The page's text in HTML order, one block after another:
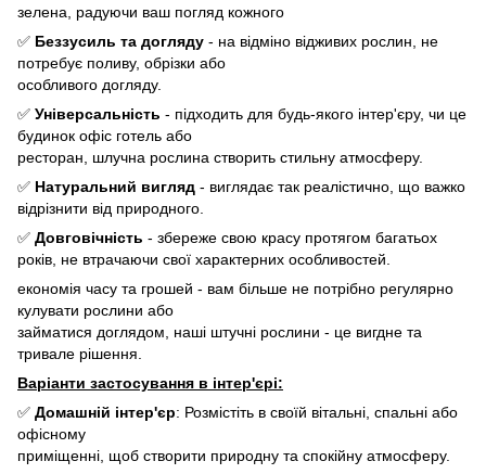
зелена, радуючи ваш погляд кожного
✅ Беззусиль та догляду - на відміно відживих рослин, не
потребує поливу, обрізки або
особливого догляду.
✅ Універсальність - підходить для будь-якого інтер'єру, чи це
будинок офіс готель або
ресторан, шлучна рослина створить стильну атмосферу.
✅ Натуральний вигляд - виглядає так реалістично, що важко
відрізнити від природного.
✅ Довговічність - збереже свою красу протягом багатьох
років, не втрачаючи свої характерних особливостей.
економія часу та грошей - вам більше не потрібно регулярно
кулувати рослини або
займатися доглядом, наші штучні рослини - це вигдне та
тривале рішення.
Варіанти застосування в інтер'єрі:
✅ Домашній інтер'єр: Розмістіть в своїй вітальні, спальні або
офісному
приміщенні, щоб створити природну та спокійну атмосферу.